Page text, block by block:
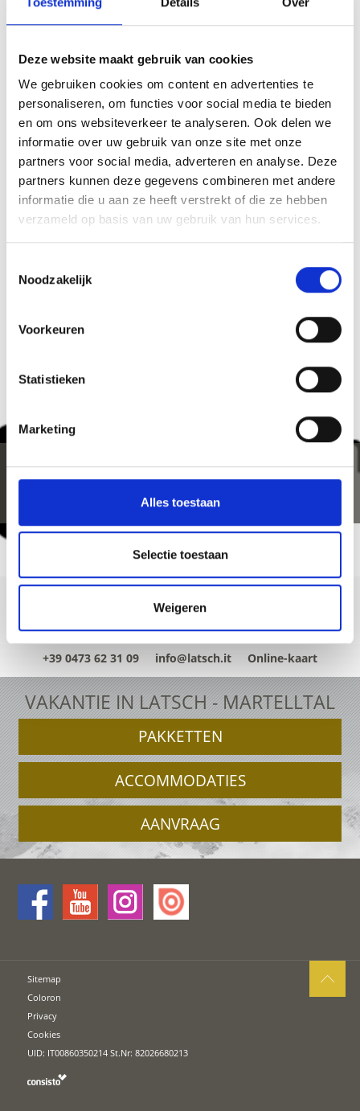
Deze website maakt gebruik van cookies
We gebruiken cookies om content en advertenties te
personaliseren, om functies voor social media te bieden
en om ons websiteverkeer te analyseren. Ook delen we
informatie over uw gebruik van onze site met onze
partners voor social media, adverteren en analyse. Deze
partners kunnen deze gegevens combineren met andere
informatie die u aan ze heeft verstrekt of die ze hebben
verzameld op basis van uw gebruik van hun services.
Noodzakelijk
Voorkeuren
Statistieken
Marketing
Alles toestaan
Selectie toestaan
Weigeren
Plaats evenement
Organisator
Tourismusverein Latsch-Martell
Hauptstraße 14
Latsch 39021
info@latsch.it
www.latsch-martell.it
Tel.+39 0473 623109
+39 0473 62 31 09 info@latsch.it Online-kaart
VAKANTIE IN LATSCH - MARTELLTAL
PAKKETTEN
ACCOMMODATIES
AANVRAAG
Sitemap
Coloron
Privacy
Cookies
UID: IT00860350214 St.Nr: 82026680213